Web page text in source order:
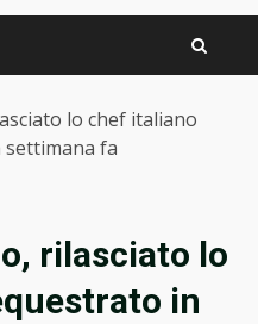
lo chef italiano
settimana fa
rilasciato lo
in